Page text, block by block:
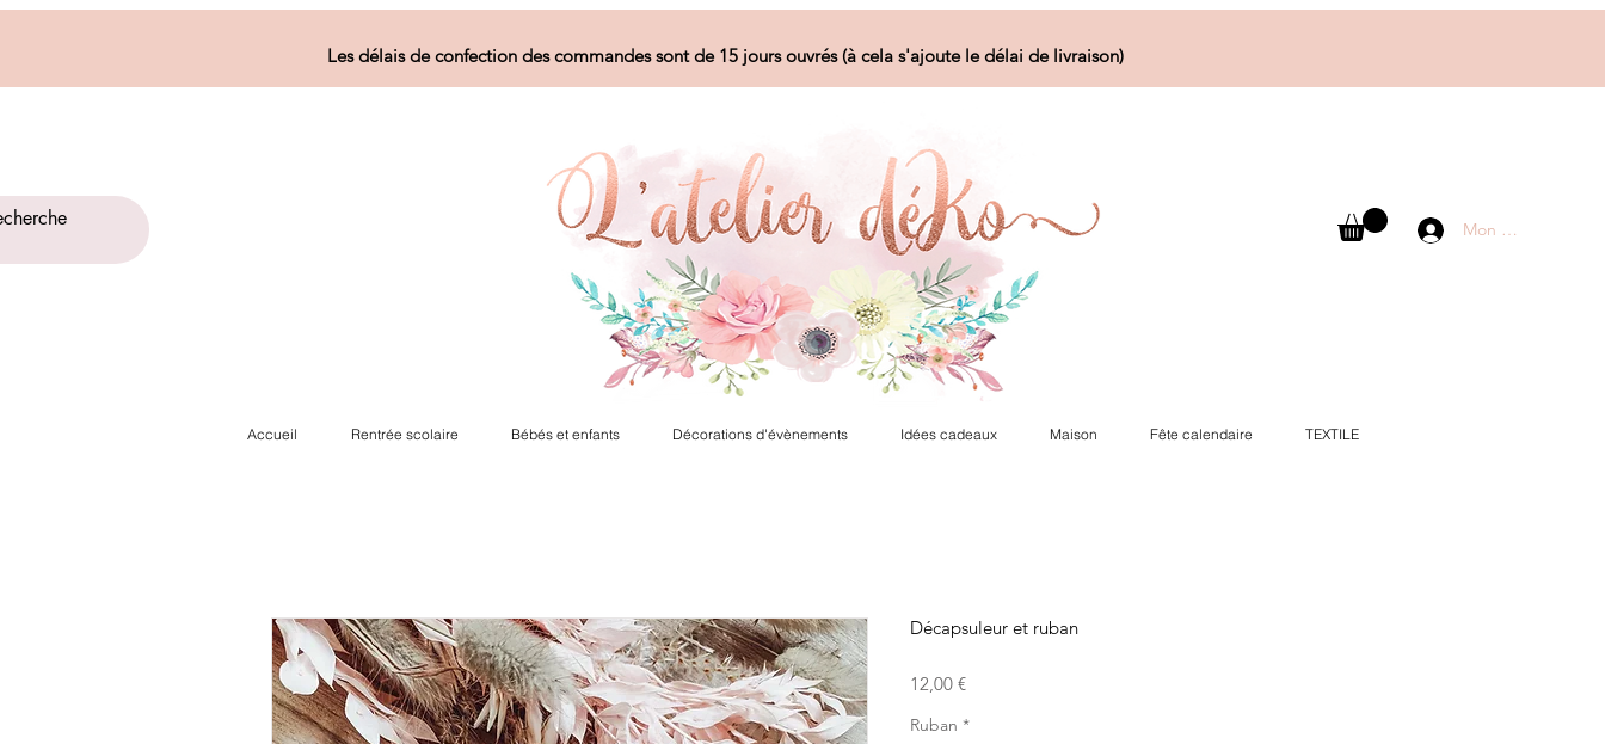
Les délais de confection des commandes sont de 15 jours ouvrés (à cela s'ajoute le délai de livraison)
Accueil Rentrée scolaire Bébés et enfants Décorations d'évènements Idées cadeaux Maison Fête calendaire TEXTILE
Mon compte
Décapsuleur et ruban
12,00 €Prix
Ruban *